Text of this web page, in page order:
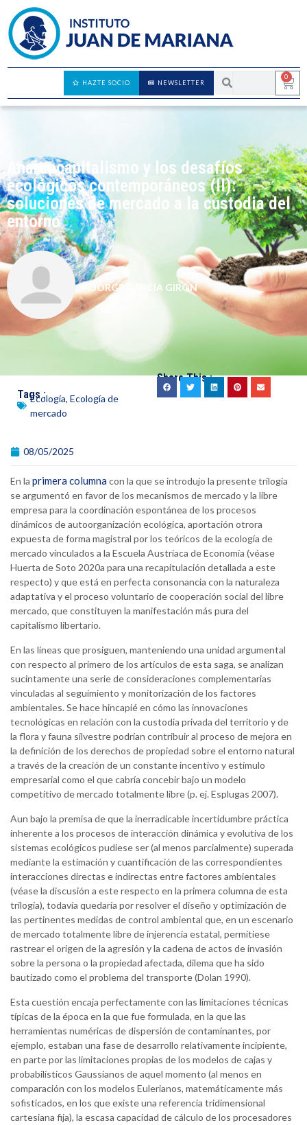
0
NEWSLETTER
HAZTE SOCIO
Anarcocapitalismo y los desafíos
ecológicos contemporáneos (II):
soluciones de mercado a la custodia del
entorno
JORGE GARCÍA GIRÓN
Tags :Ecología, Ecología de
mercado
Share This :
08/05/2025
En la primera columna con la que se introdujo la presente trilogía
se argumentó en favor de los mecanismos de mercado y la libre
empresa para la coordinación espontánea de los procesos
dinámicos de autoorganización ecológica, aportación otrora
expuesta de forma magistral por los teóricos de la ecología de
mercado vinculados a la Escuela Austríaca de Economía (véase
Huerta de Soto 2020a para una recapitulación detallada a este
respecto) y que está en perfecta consonancia con la naturaleza
adaptativa y el proceso voluntario de cooperación social del libre
mercado, que constituyen la manifestación más pura del
capitalismo libertario.
En las líneas que prosiguen, manteniendo una unidad argumental
con respecto al primero de los artículos de esta saga, se analizan
sucintamente una serie de consideraciones complementarias
vinculadas al seguimiento y monitorización de los factores
ambientales. Se hace hincapié en cómo las innovaciones
tecnológicas en relación con la custodia privada del territorio y de
la flora y fauna silvestre podrían contribuir al proceso de mejora en
la definición de los derechos de propiedad sobre el entorno natural
a través de la creación de un constante incentivo y estímulo
empresarial como el que cabría concebir bajo un modelo
competitivo de mercado totalmente libre (p. ej. Esplugas 2007).
Aun bajo la premisa de que la inerradicable incertidumbre práctica
inherente a los procesos de interacción dinámica y evolutiva de los
sistemas ecológicos pudiese ser (al menos parcialmente) superada
mediante la estimación y cuantificación de las correspondientes
interacciones directas e indirectas entre factores ambientales
(véase la discusión a este respecto en la primera columna de esta
trilogía), todavía quedaría por resolver el diseño y optimización de
las pertinentes medidas de control ambiental que, en un escenario
de mercado totalmente libre de injerencia estatal, permitiese
rastrear el origen de la agresión y la cadena de actos de invasión
sobre la persona o la propiedad afectada, dilema que ha sido
bautizado como el problema del transporte (Dolan 1990).
Esta cuestión encaja perfectamente con las limitaciones técnicas
típicas de la época en la que fue formulada, en la que las
herramientas numéricas de dispersión de contaminantes, por
ejemplo, estaban una fase de desarrollo relativamente incipiente,
en parte por las limitaciones propias de los modelos de cajas y
probabilísticos Gaussianos de aquel momento (al menos en
comparación con los modelos Eulerianos, matemáticamente más
sofisticados, en los que existe una referencia tridimensional
cartesiana fija), la escasa capacidad de cálculo de los procesadores